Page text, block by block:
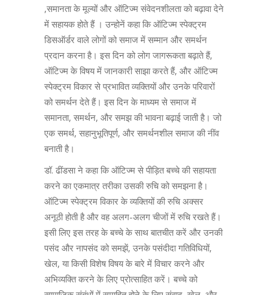
,समानता के मूल्यों और ऑटिज्म संवेदनशीलता को बढ़ावा देने
में सहायक होते हैं । उन्होनें कहा कि ऑटिज्म स्पेक्ट्रम
डिसऑर्डर वाले लोगों को समाज में सम्मान और समर्थन
प्रदान करना है। इस दिन को लोग जागरूकता बढ़ाते हैं,
ऑटिज्म के विषय में जानकारी साझा करते हैं, और ऑटिज्म
स्पेक्ट्रम विकार से प्रभावित व्यक्तियों और उनके परिवारों
को समर्थन देते हैं। इस दिन के माध्यम से समाज में
समानता, समर्थन, और समझ की भावना बढ़ाई जाती है। जो
एक समर्थ, सहानुभूतिपूर्ण, और समर्थनशील समाज की नींव
बनाती है।
डॉ. ढींडसा ने कहा कि ऑटिज्म से पीड़ित बच्चे की सहायता
करने का एकमात्र तरीका उसकी रुचि को समझना है।
ऑटिज्म स्पेक्ट्रम विकार के व्यक्तियों की रुचि अक्सर
अनूठी होती है और वह अलग-अलग चीजों में रुचि रखते हैं।
इसी लिए इस तरह के बच्चे के साथ बातचीत करें और उनकी
पसंद और नापसंद को समझें, उनके पसंदीदा गतिविधियों,
खेल, या किसी विशेष विषय के बारे में विचार करने और
अभिव्यक्ति करने के लिए प्रोत्साहित करें। बच्चे को